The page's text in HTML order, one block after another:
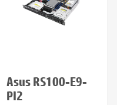
Asus RS100-E9-
PI2